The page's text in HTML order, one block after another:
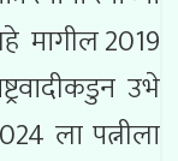
मागील 2019
उभे
ला पत्नीला